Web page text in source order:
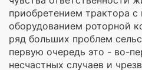
приобретением трактора с
оборудованием роторной
ряд больших проблем
первую очередь это - во-
несчастных случаев и